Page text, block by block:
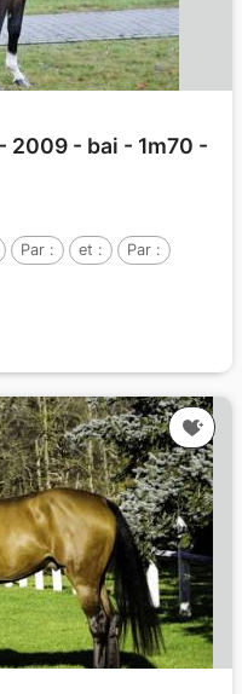
2009 - bai - 1m70 -
Par : et : Par :